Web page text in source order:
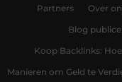
Partners Over
Blog
Koop Backlinks:
Manieren om Geld te